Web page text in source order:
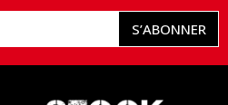
S’ABONNER